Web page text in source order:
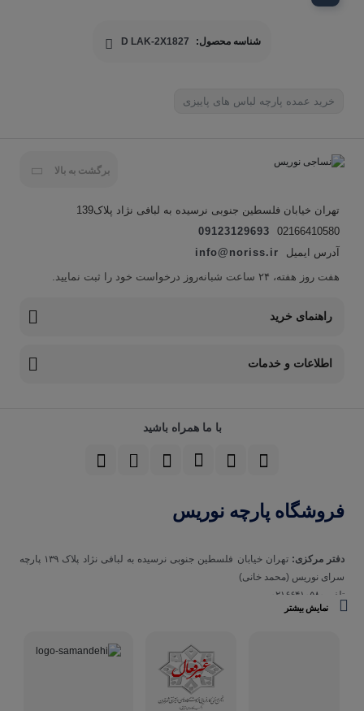
شناسه محصول: D LAK-2X1827
خرید عمده پارچه لباس های پاییزی
برگشت به بالا
تهران خیابان فلسطین جنوبی نرسیده به لبافی نژاد پلاک139
02166410580
09123129693
آدرس ایمیل
info@noriss.ir
هفت روز هفته، ۲۴ ساعت شبانه‌روز درخواست خود را ثبت نمایید.
راهنمای خرید
اطلاعات و خدمات
با ما همراه باشید
فروشگاه پارچه نوریس
دفتر مرکزی:
تهران خیابان فلسطین جنوبی نرسیده به لبافی نژاد پلاک ۱۳۹ پارچه‌
سرای نوريس (محمد خانی)
تلفن ۰۲۱۶۶۴۱۰۵۸۰
تلفن همراه 09123129693
نمایش بیشتر